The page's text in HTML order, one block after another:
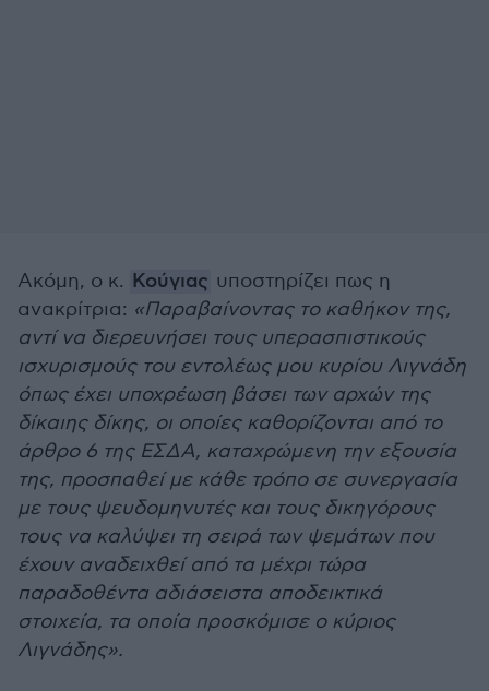
Ακόμη, ο κ. Κούγιας υποστηρίζει πως η
ανακρίτρια: «Παραβαίνοντας το καθήκον της,
αντί να διερευνήσει τους υπερασπιστικούς
ισχυρισμούς του εντολέως μου κυρίου Λιγνάδη
όπως έχει υποχρέωση βάσει των αρχών της
δίκαιης δίκης, οι οποίες καθορίζονται από το
άρθρο 6 της ΕΣΔΑ, καταχρώμενη την εξουσία
της, προσπαθεί με κάθε τρόπο σε συνεργασία
με τους ψευδομηνυτές και τους δικηγόρους
τους να καλύψει τη σειρά των ψεμάτων που
έχουν αναδειχθεί από τα μέχρι τώρα
παραδοθέντα αδιάσειστα αποδεικτικά
στοιχεία, τα οποία προσκόμισε ο κύριος
Λιγνάδης».